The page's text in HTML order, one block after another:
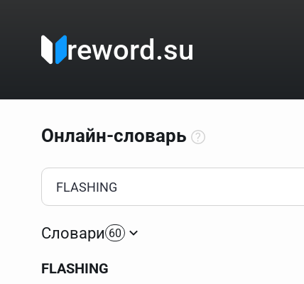
reword.su
Онлайн-словарь
Как пользоваться онлайн-словарём?
Прежде всего, начните вводить слово, значение
Если точное написание слова неизвестно (как в
Для более сложных случаев существует
Словари 60
FLASHING